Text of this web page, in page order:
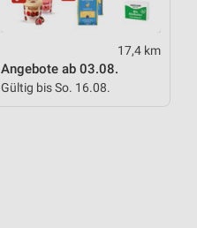
17,4 km
Angebote ab 03.08.
Gültig bis So. 16.08.